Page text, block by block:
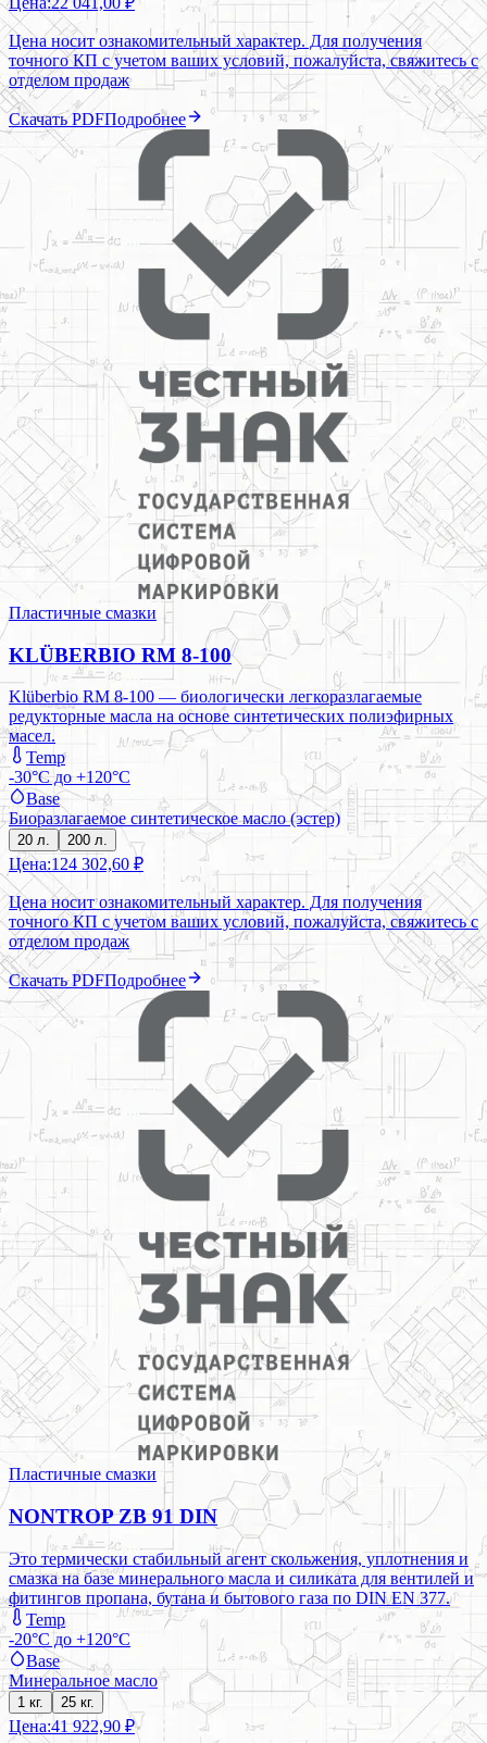
Цена носит ознакомительный характер. Для получения
точного КП с учетом ваших условий, пожалуйста, свяжитесь с
отделом продаж
Скачать PDFПодробнее
Пластичные смазки
KLÜBERBIO RM 8-100
Klüberbio RM 8-100 — биологически легкоразлагаемые
редукторные масла на основе синтетических полиэфирных
масел.
Temp
-30°C до +120°C
Base
Биоразлагаемое синтетическое масло (эстер)
20 л. 200 л.
Цена:124 302,60 ₽
Цена носит ознакомительный характер. Для получения
точного КП с учетом ваших условий, пожалуйста, свяжитесь с
отделом продаж
Скачать PDFПодробнее
Пластичные смазки
NONTROP ZB 91 DIN
Это термически стабильный агент скольжения, уплотнения и
смазка на базе минерального масла и силиката для вентилей и
фитингов пропана, бутана и бытового газа по DIN EN 377.
Temp
-20°C до +120°C
Base
Минеральное масло
1 кг. 25 кг.
Цена:41 922,90 ₽